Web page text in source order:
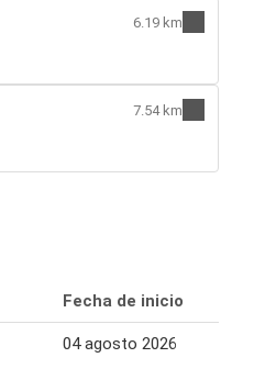
6.19 km
7.54 km
Fecha de inicio
04 agosto 2026